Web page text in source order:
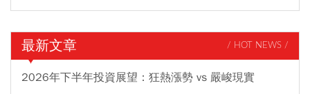
最新文章 / HOT NEWS /
2026年下半年投資展望：狂熱漲勢 vs 嚴峻現實